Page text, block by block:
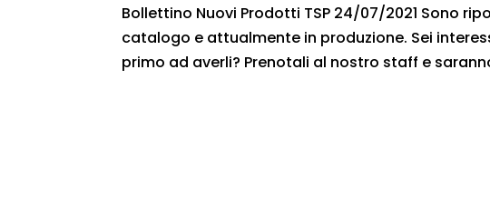
Bollettino Nuovi Prodotti TSP 24/07/2021 Sono
catalogo e attualmente in produzione. Sei
primo ad averli? Prenotali al nostro staff e